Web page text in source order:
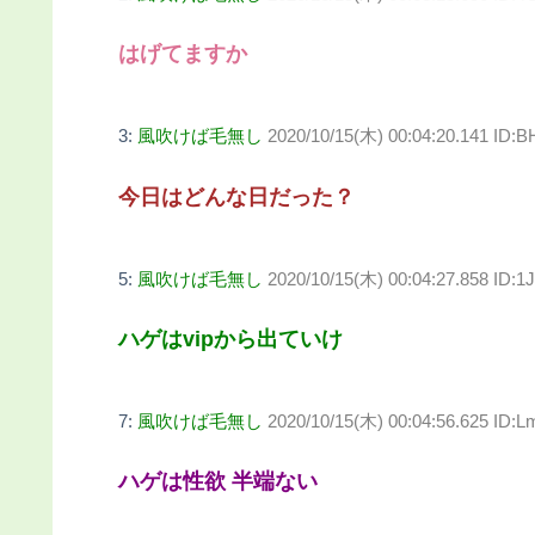
はげてますか
3: 風吹けば毛無し 2020/10/15(木) 00:04:20.141
今日はどんな日だった？
5: 風吹けば毛無し 2020/10/15(木) 00:04:27.858
ハゲはvipから出ていけ
7: 風吹けば毛無し 2020/10/15(木) 00:04:56.625
ハゲは性欲 半端ない